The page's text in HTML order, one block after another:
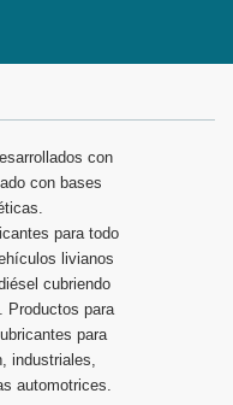
con
con bases
para todo
livianos
cubriendo
Productos para
para
industriales,
automotrices.